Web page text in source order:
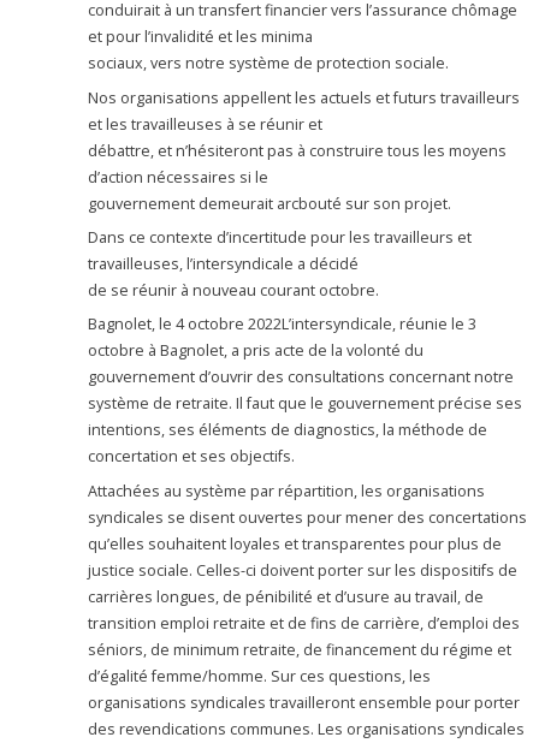
conduirait à un transfert financier vers l’assurance chômage
et pour l’invalidité et les minima
sociaux, vers notre système de protection sociale.
Nos organisations appellent les actuels et futurs travailleurs
et les travailleuses à se réunir et
débattre, et n’hésiteront pas à construire tous les moyens
d’action nécessaires si le
gouvernement demeurait arcbouté sur son projet.
Dans ce contexte d’incertitude pour les travailleurs et
travailleuses, l’intersyndicale a décidé
de se réunir à nouveau courant octobre.
Bagnolet, le 4 octobre 2022L’intersyndicale, réunie le 3
octobre à Bagnolet, a pris acte de la volonté du
gouvernement d’ouvrir des consultations concernant notre
système de retraite. Il faut que le gouvernement précise ses
intentions, ses éléments de diagnostics, la méthode de
concertation et ses objectifs.
Attachées au système par répartition, les organisations
syndicales se disent ouvertes pour mener des concertations
qu’elles souhaitent loyales et transparentes pour plus de
justice sociale. Celles-ci doivent porter sur les dispositifs de
carrières longues, de pénibilité et d’usure au travail, de
transition emploi retraite et de fins de carrière, d’emploi des
séniors, de minimum retraite, de financement du régime et
d’égalité femme/homme. Sur ces questions, les
organisations syndicales travailleront ensemble pour porter
des revendications communes. Les organisations syndicales